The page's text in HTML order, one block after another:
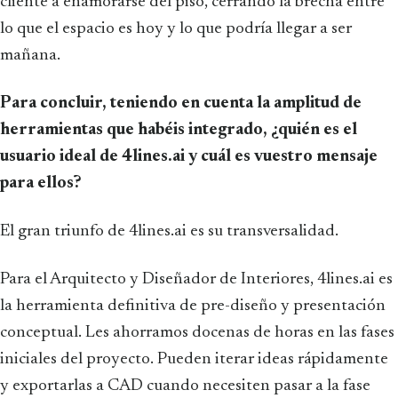
lo que el espacio es hoy y lo que podría llegar a ser
mañana.
Para concluir, teniendo en cuenta la amplitud de
herramientas que habéis integrado, ¿quién es el
usuario ideal de 4lines.ai y cuál es vuestro mensaje
para ellos?
El gran triunfo de 4lines.ai es su transversalidad.
Para el Arquitecto y Diseñador de Interiores, 4lines.ai es
la herramienta definitiva de pre-diseño y presentación
conceptual. Les ahorramos docenas de horas en las fases
iniciales del proyecto. Pueden iterar ideas rápidamente
y exportarlas a CAD cuando necesiten pasar a la fase